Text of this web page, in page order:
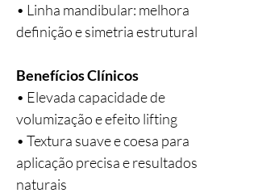
• Linha mandibular: melhora
definição e simetria estrutural
Benefícios Clínicos
• Elevada capacidade de
volumização e efeito lifting
• Textura suave e coesa para
aplicação precisa e resultados
naturais